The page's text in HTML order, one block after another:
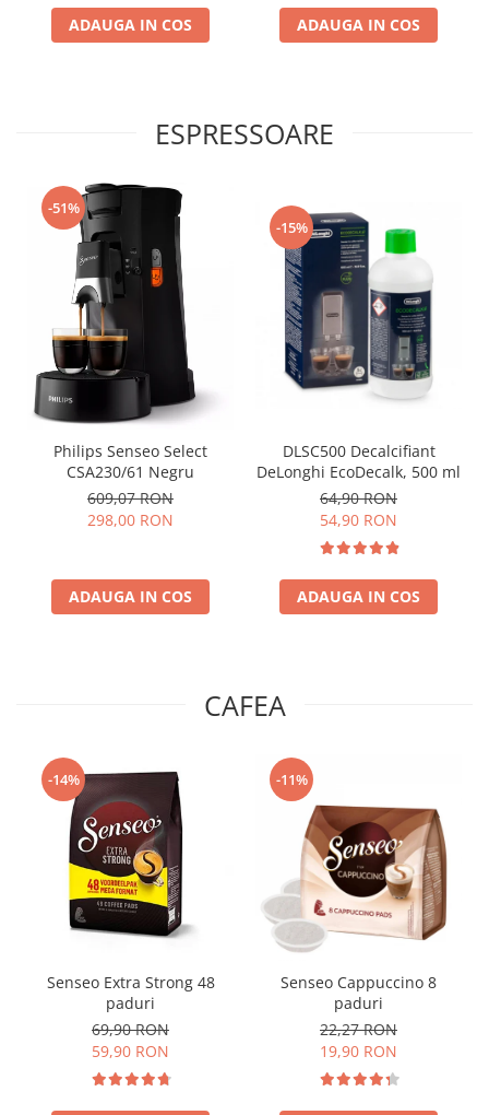
ADAUGA IN COS ADAUGA IN COS
ESPRESSOARE
-51%
Philips Senseo Select
CSA230/61 Negru
609,07 RON
298,00 RON
ADAUGA IN COS
-15%
DLSC500 Decalcifiant
DeLonghi EcoDecalk, 500 ml
64,90 RON
54,90 RON
ADAUGA IN COS
CAFEA
-14%
Senseo Extra Strong 48
paduri
69,90 RON
59,90 RON
-11%
Senseo Cappuccino 8
paduri
22,27 RON
19,90 RON